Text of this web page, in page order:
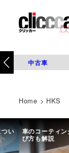
中古車
Home > HKS
い 車のコーティ
び方も解説